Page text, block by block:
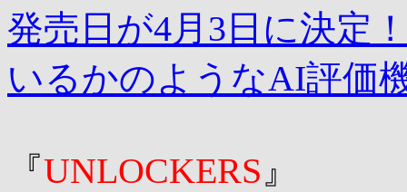
発売日が4月3日に決定
いるかのようなAI評価
『UNLOCKERS』